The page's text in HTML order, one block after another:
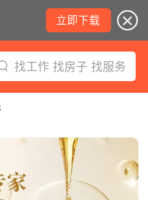
立即下载
找工作 找房子 找服务